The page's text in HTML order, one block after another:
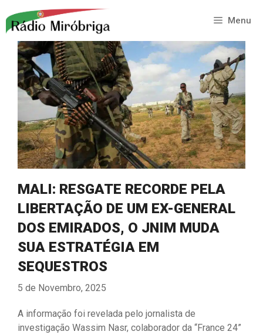
para
conteúdo
Menu
MALI: RESGATE RECORDE PELA
LIBERTAÇÃO DE UM EX-GENERAL
DOS EMIRADOS, O JNIM MUDA
SUA ESTRATÉGIA EM
SEQUESTROS
5 de Novembro, 2025
A informação foi revelada pelo jornalista de
investigação Wassim Nasr, colaborador da “France 24”